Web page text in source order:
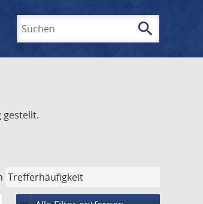
search
gestellt.